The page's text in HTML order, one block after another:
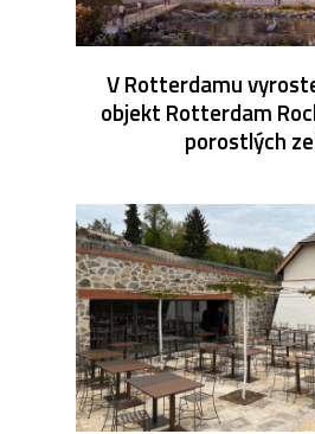
V Rotterdamu
objekt Rotterdam
porostlých